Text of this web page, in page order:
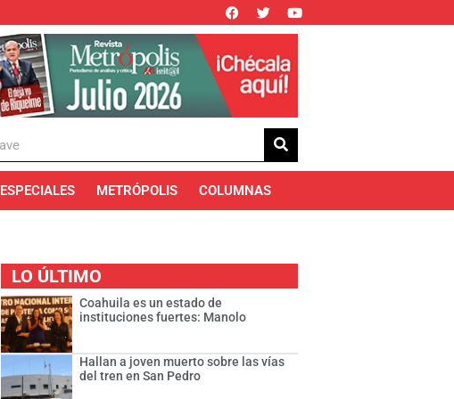
ESPECIALES METRÓPOLIS COLUMNAS
LO ÚLTIMO
Coahuila es un estado de
instituciones fuertes: Manolo
Hallan a joven muerto sobre las vías
del tren en San Pedro